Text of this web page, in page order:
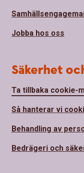
Jobba hos oss
Säkerhet
Ta tillbaka cookie-
Så hanterar vi
Behandling av
Bedrägeri och